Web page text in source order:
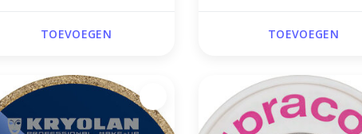
TOEVOEGEN TOEVOEGEN